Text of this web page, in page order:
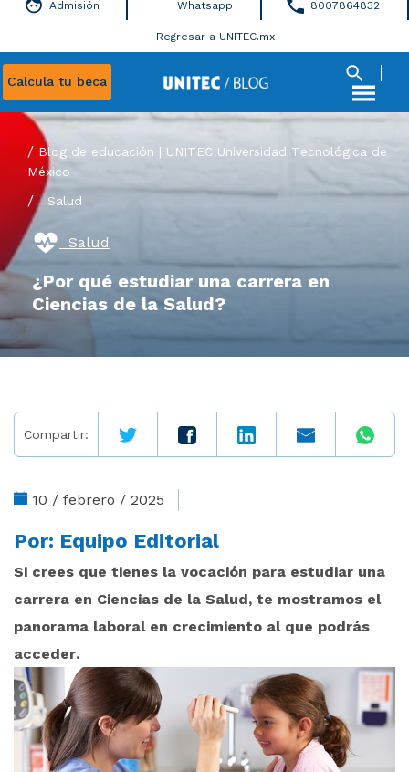
Calcula tu beca
Admisión Whatsapp 8007864832
Regresar a UNITEC.mx
Blog de educación | UNITEC Universidad Tecnológica de
México
/Salud
Salud
¿Por qué estudiar una carrera en
Ciencias de la Salud?
Compartir:
10 / febrero / 2025
Por: Equipo Editorial
Si crees que tienes la vocación para estudiar una
carrera en Ciencias de la Salud, te mostramos el
panorama laboral en crecimiento al que podrás
acceder.